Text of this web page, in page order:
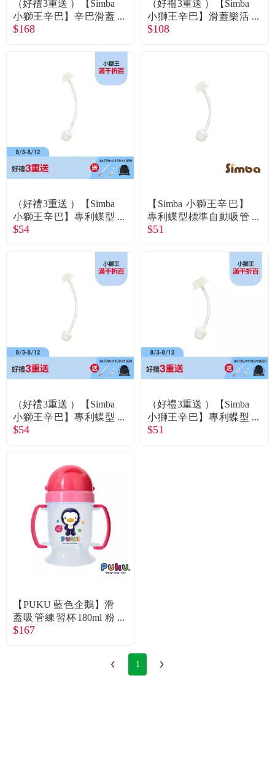
（好禮3重送 ）【Simba
小獅王辛巴】辛巴滑蓋
樂活杯240ml經典黃
$168
（好禮3重送 ）【Simba
小獅王辛巴】滑蓋樂活
杯／替換吸管組2入
$108
（好禮3重送 ）【Simba
小獅王辛巴】專利蝶型
標準自動吸管組長
$54
【Simba 小獅王辛巴】
專利蝶型標準自動吸管
組短
$51
（好禮3重送 ）【Simba
小獅王辛巴】專利蝶型
寬口自動吸管組長
$54
（好禮3重送 ）【Simba
小獅王辛巴】專利蝶型
寬口自動吸管組短
$51
【PUKU 藍色企鵝】滑
蓋吸管練習杯180ml 粉
紅
$167
1